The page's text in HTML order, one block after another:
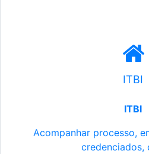
ITBI
ITBI
Acompanhar processo,
credenciados,